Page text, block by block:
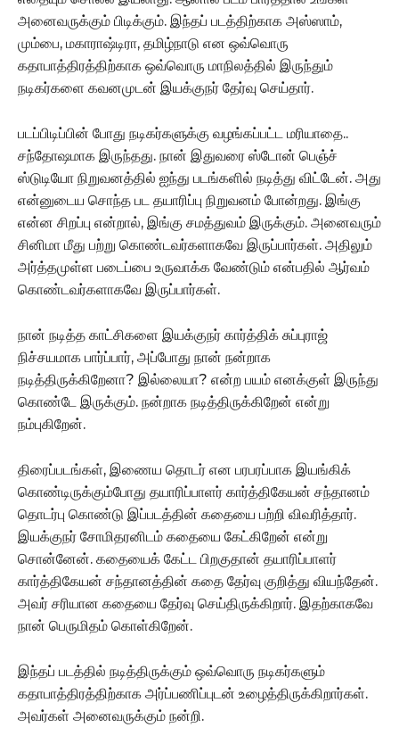
அனைவருக்கும் பிடிக்கும். இந்தப் படத்திற்காக அஸ்ஸாம்,
மும்பை, மகாராஷ்டிரா, தமிழ்நாடு என ஒவ்வொரு
கதாபாத்திரத்திற்காக ஒவ்வொரு மாநிலத்தில் இருந்தும்
நடிகர்களை கவனமுடன் இயக்குநர் தேர்வு செய்தார்.
படப்பிடிப்பின் போது நடிகர்களுக்கு வழங்கப்பட்ட மரியாதை..
சந்தோஷமாக இருந்தது. நான் இதுவரை ஸ்டோன் பெஞ்ச்
ஸ்டுடியோ நிறுவனத்தில் ஐந்து படங்களில் நடித்து விட்டேன். அது
என்னுடைய சொந்த பட தயாரிப்பு நிறுவனம் போன்றது. இங்கு
என்ன சிறப்பு என்றால், இங்கு சமத்துவம் இருக்கும். அனைவரும்
சினிமா மீது பற்று கொண்டவர்களாகவே இருப்பார்கள். அதிலும்
அர்த்தமுள்ள படைப்பை உருவாக்க வேண்டும் என்பதில் ஆர்வம்
கொண்டவர்களாகவே இருப்பார்கள்.
நான் நடித்த காட்சிகளை இயக்குநர் கார்த்திக் சுப்புராஜ்
நிச்சயமாக பார்ப்பார், அப்போது நான் நன்றாக
நடித்திருக்கிறேனா? இல்லையா? என்ற பயம் எனக்குள் இருந்து
கொண்டே இருக்கும். நன்றாக நடித்திருக்கிறேன் என்று
நம்புகிறேன்.
திரைப்படங்கள், இணைய தொடர் என பரபரப்பாக இயங்கிக்
கொண்டிருக்கும்போது தயாரிப்பாளர் கார்த்திகேயன் சந்தானம்
தொடர்பு கொண்டு இப்படத்தின் கதையை பற்றி விவரித்தார்.
இயக்குநர் சோமிதரனிடம் கதையை கேட்கிறேன் என்று
சொன்னேன். கதையைக் கேட்ட பிறகுதான் தயாரிப்பாளர்
கார்த்திகேயன் சந்தானத்தின் கதை தேர்வு குறித்து வியந்தேன்.
அவர் சரியான கதையை தேர்வு செய்திருக்கிறார். இதற்காகவே
நான் பெருமிதம் கொள்கிறேன்.
இந்தப் படத்தில் நடித்திருக்கும் ஒவ்வொரு நடிகர்களும்
கதாபாத்திரத்திற்காக அர்ப்பணிப்புடன் உழைத்திருக்கிறார்கள்.
அவர்கள் அனைவருக்கும் நன்றி.